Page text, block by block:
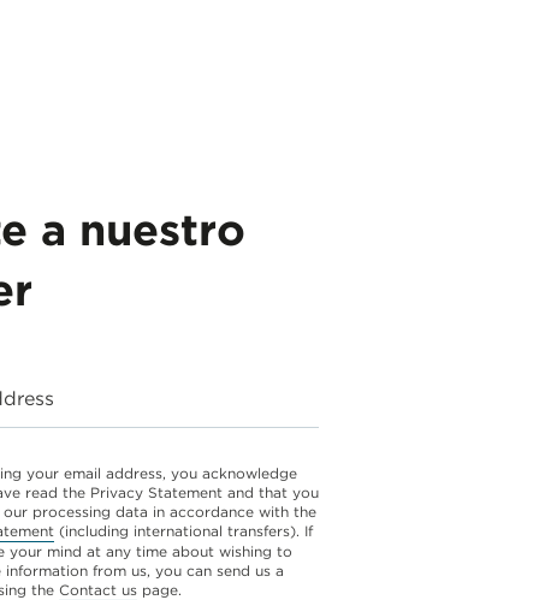
a nuestro
your email address, you acknowledge
read the Privacy Statement and that you
processing data in accordance with the
(including international transfers). If
your mind at any time about wishing to
information from us, you can send us a
the Contact us page.